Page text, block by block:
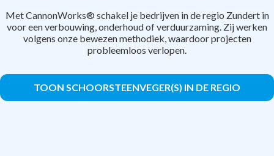
Met CannonWorks® schakel je bedrijven in de regio Zundert in
voor een verbouwing, onderhoud of verduurzaming. Zij werken
volgens onze bewezen methodiek, waardoor projecten
probleemloos verlopen.
TOON SCHOORSTEENVEGER(S) IN DE REGIO